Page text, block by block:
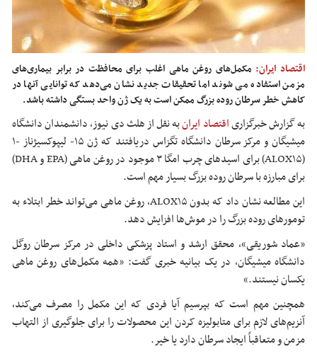
اقتصاد ایران: مکمل‌های روغن ماهی اغلب برای محافظت در برابر بیماری‌های
مزمن استفاده می شوند اما تحقیقات جدید نشان می‌دهد که توانایی آنها در
کاهش خطر سرطان روده بزرگ ممکن است به یک ژن واحد بستگی داشته باشد.
به گزارش خبرگزاریاقتصاد ایرانبه نقل از هلث دی نیوز، دانشمندان دانشگاه
میشیگان و مرکز سرطان دانشگاه تگزاس دریافتند که ژن ۱۵- لیپوکسیژناز -۱
(ALOX۱۵) برای اسیدهای چرب امگا ۳ موجود در روغن ماهی (EPA و DHA)
برای مبارزه با سرطان روده بزرگ بسیار مهم است.
این مطالعه نشان داد که بدون ALOX۱۵، روغن ماهی می‌تواند خطر ابتلاء به
تومورهای روده بزرگ را در موش‌ها افزایش دهد.
«عماد شوریقی»، محقق ارشد و استاد پزشکی داخلی در مرکز سرطان روگل
دانشگاه میشیگان، در یک بیانیه خبری گفت: «همه مکمل‌های روغن ماهی
یکسان نیستند.»
همچنین مهم است که بپرسیم آیا فردی که این مکمل را مصرف می‌کند،
آنزیم‌های لازم برای متابولیزه کردن این محصولات را برای جلوگیری از التهاب
مزمن و متعاقباً ایجاد سرطان دارد یا خیر.